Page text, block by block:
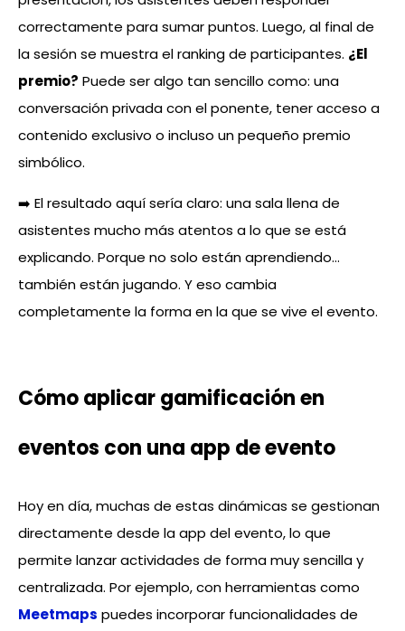
correctamente para sumar puntos. Luego, al final de
la sesión se muestra el ranking de participantes. ¿El
premio? Puede ser algo tan sencillo como: una
conversación privada con el ponente, tener acceso a
contenido exclusivo o incluso un pequeño premio
simbólico.
➡️ El resultado aquí sería claro: una sala llena de
asistentes mucho más atentos a lo que se está
explicando. Porque no solo están aprendiendo…
también están jugando. Y eso cambia
completamente la forma en la que se vive el evento.
Cómo aplicar gamificación en
eventos con una app de evento
Hoy en día, muchas de estas dinámicas se gestionan
directamente desde la app del evento, lo que
permite lanzar actividades de forma muy sencilla y
centralizada. Por ejemplo, con herramientas como
Meetmaps puedes incorporar funcionalidades de